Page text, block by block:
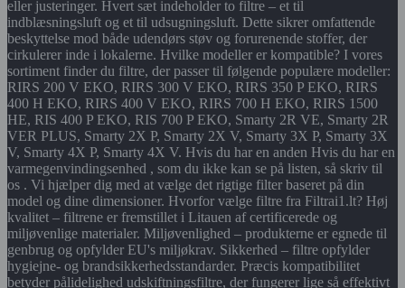
eller justeringer. Hvert sæt indeholder to filtre – et til
indblæsningsluft og et til udsugningsluft. Dette sikrer omfattende
beskyttelse mod både udendørs støv og forurenende stoffer, der
cirkulerer inde i lokalerne. Hvilke modeller er kompatible? I vores
sortiment finder du filtre, der passer til følgende populære modeller:
RIRS 200 V EKO, RIRS 300 V EKO, RIRS 350 P EKO, RIRS
400 H EKO, RIRS 400 V EKO, RIRS 700 H EKO, RIRS 1500
HE, RIS 400 P EKO, RIS 700 P EKO, Smarty 2R VE, Smarty 2R
VER PLUS, Smarty 2X P, Smarty 2X V, Smarty 3X P, Smarty 3X
V, Smarty 4X P, Smarty 4X V. Hvis du har en anden Hvis du har en
varmegenvindingsenhed , som du ikke kan se på listen, så skriv til
os . Vi hjælper dig med at vælge det rigtige filter baseret på din
model og dine dimensioner. Hvorfor vælge filtre fra Filtrai1.lt? Høj
kvalitet – filtrene er fremstillet i Litauen af certificerede og
miljøvenlige materialer. Miljøvenlighed – produkterne er egnede til
genbrug og opfylder EU's miljøkrav. Sikkerhed – filtre opfylder
hygiejne- og brandsikkerhedsstandarder. Præcis kompatibilitet
betyder pålidelighed udskiftningsfiltre, der fungerer lige så effektivt